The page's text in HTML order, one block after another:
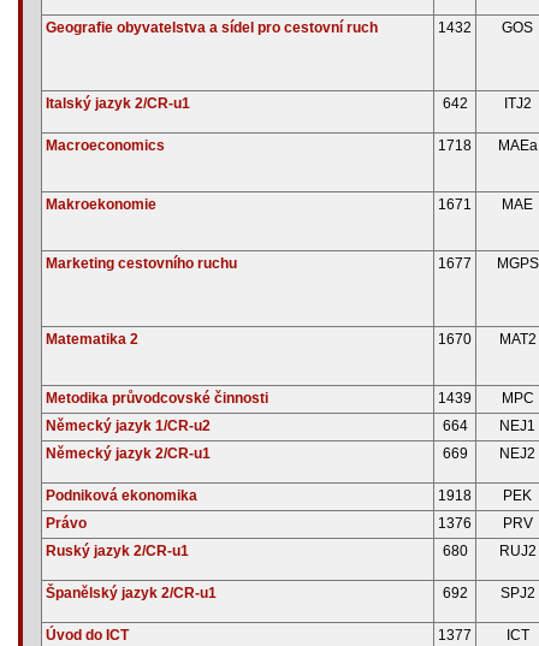
Geografie obyvatelstva a sídel pro cestovní ruch 1432 GOS
Italský jazyk 2/CR-u1 642 ITJ2
Macroeconomics 1718 MAEa
Makroekonomie 1671 MAE
Marketing cestovního ruchu 1677 MGPS
Matematika 2 1670 MAT2
Metodika průvodcovské činnosti 1439
MPC
Německý jazyk 1/CR-u2
664
NEJ1
Německý jazyk 2/CR-u1
669 NEJ2
Podniková ekonomika 1918
PEK
Právo
1376
PRV
Ruský jazyk 2/CR-u1
680 RUJ2
Španělský jazyk 2/CR-u1 692 SPJ2
Úvod do ICT 1377 ICT